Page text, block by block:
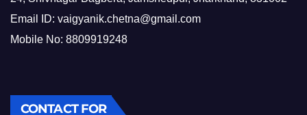
Email ID: vaigyanik.chetna@gmail.com
Mobile No: 8809919248
CONTACT FOR